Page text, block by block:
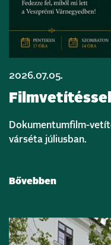
2026.07.05.
Dokumentumfilm-
várséta júliusban.
Bővebben